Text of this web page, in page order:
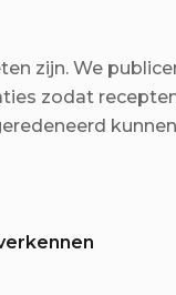
zijn. We
zodat